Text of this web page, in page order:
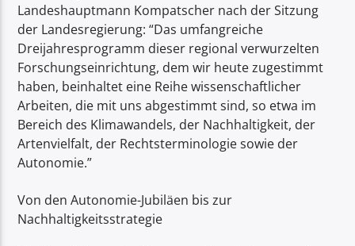
Landeshauptmann Kompatscher nach der Sitzung
der Landesregierung: “Das umfangreiche
Dreijahresprogramm dieser regional verwurzelten
Forschungseinrichtung, dem wir heute zugestimmt
haben, beinhaltet eine Reihe wissenschaftlicher
Arbeiten, die mit uns abgestimmt sind, so etwa im
Bereich des Klimawandels, der Nachhaltigkeit, der
Artenvielfalt, der Rechtsterminologie sowie der
Autonomie.”
Von den Autonomie-Jubiläen bis zur
Nachhaltigkeitsstrategie